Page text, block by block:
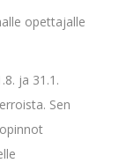
opettajalle
ja 31.1.
Sen